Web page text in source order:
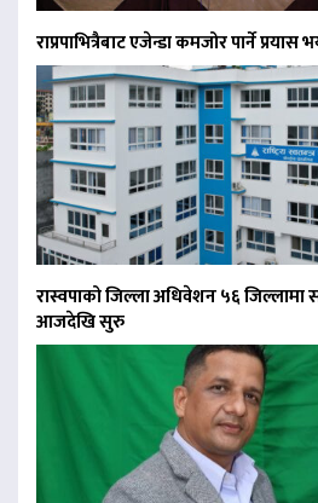
राप्रपाभित्रैबाट एजेन्डा कमजोर पार्ने
रास्वपाको जिल्ला अधिवेशन ५६ जिल्लामा
आजदेखि सुरु